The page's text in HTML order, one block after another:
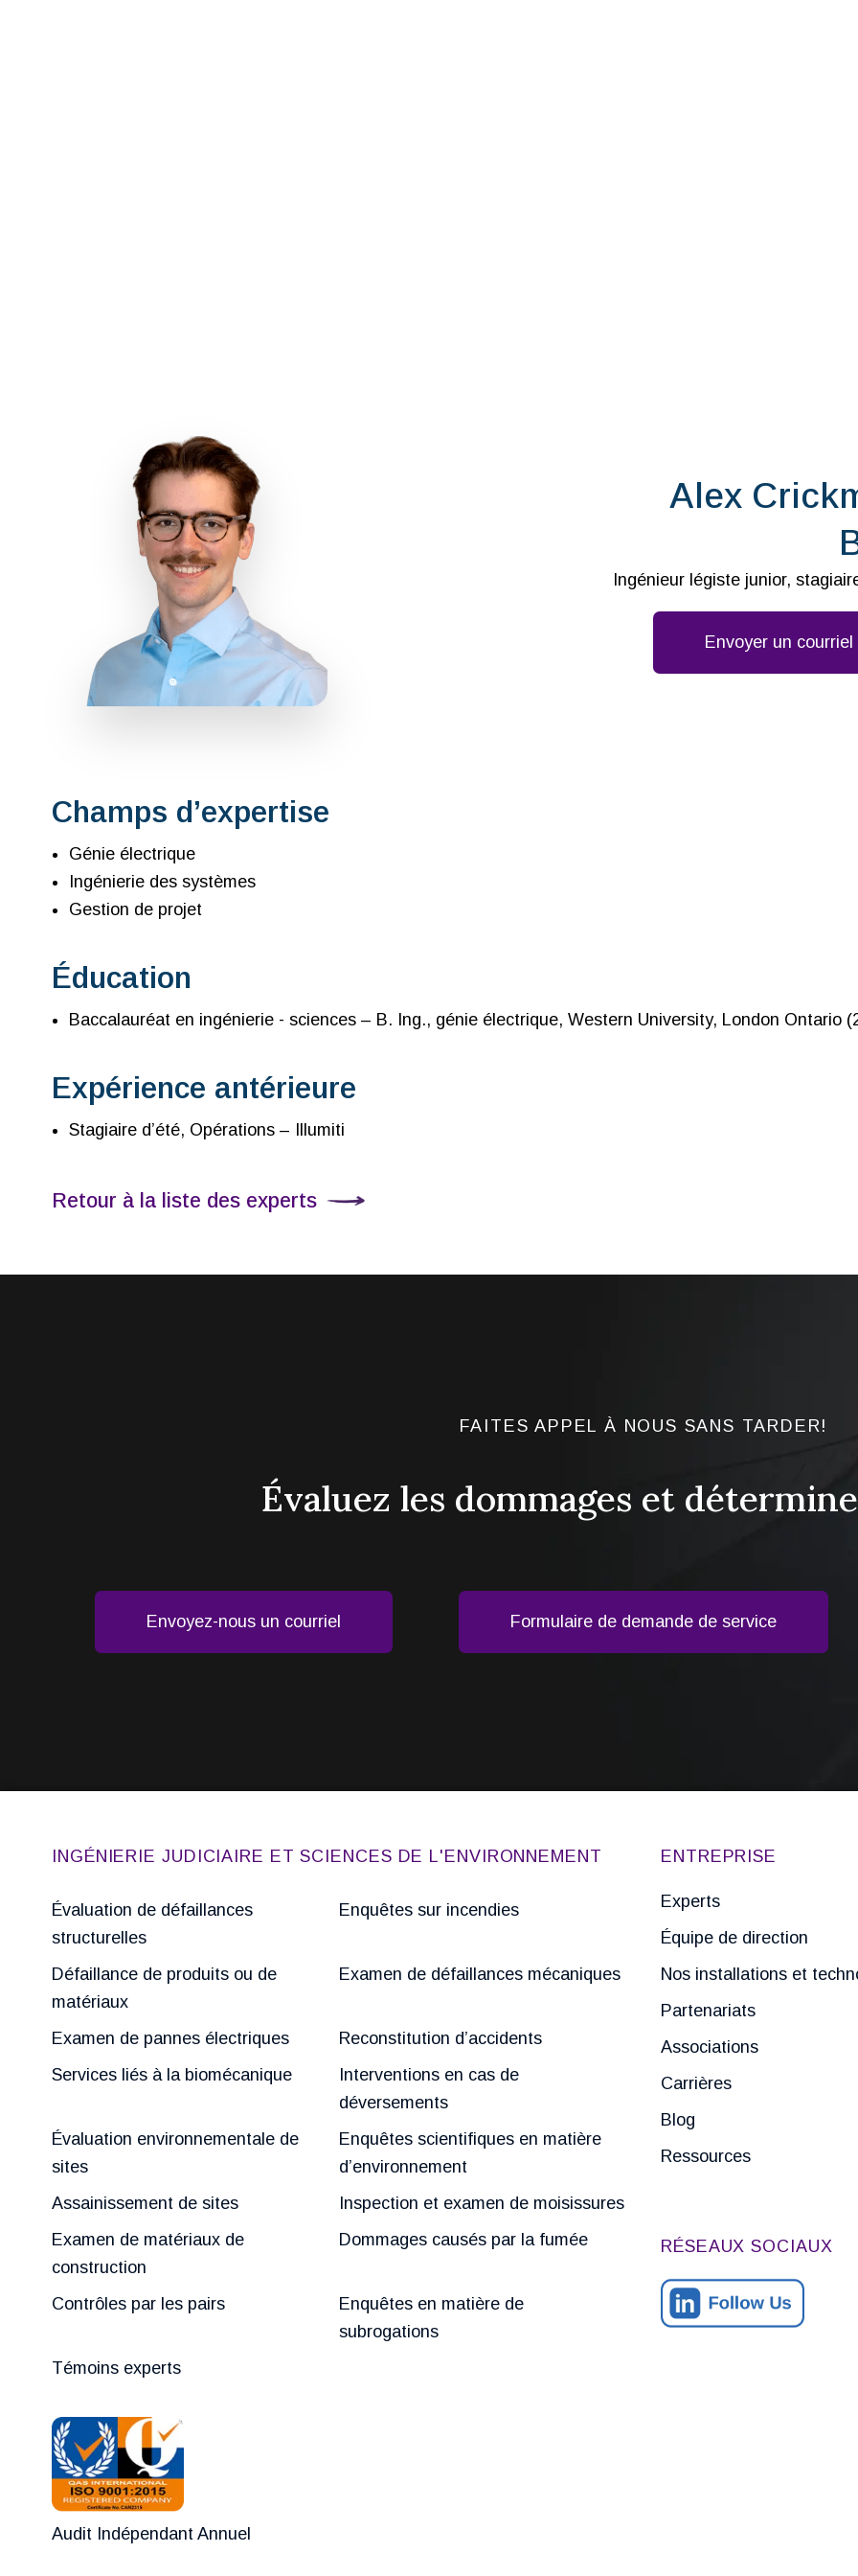
Alex
Ingénieur légiste junior,
Envoyer un
Champs d’expertise
Génie électrique
Ingénierie des systèmes
Gestion de projet
Éducation
Baccalauréat en ingénierie - sciences – B. Ing., génie électrique, Western University, London Ontario
Expérience antérieure
Stagiaire d’été, Opérations – Illumiti
Retour à la liste des experts
FAITES APPEL À NOUS SANS TARDER!
Évaluez les dommages et
Envoyez-nous un courriel Formulaire de demande de service
INGÉNIERIE JUDICIAIRE ET SCIENCES DE L'ENVIRONNEMENT
Évaluation de défaillances
structurelles
Enquêtes sur incendies
Défaillance de produits ou de
matériaux
Examen de défaillances mécaniques
Examen de pannes électriques
Reconstitution d’accidents
Services liés à la biomécanique
Interventions en cas de
déversements
Évaluation environnementale de
sites
Enquêtes scientifiques en matière
d’environnement
Assainissement de sites
Inspection et examen de moisissures
Examen de matériaux de
construction
Dommages causés par la fumée
Contrôles par les pairs
Enquêtes en matière de
subrogations
Témoins experts
Audit Indépendant Annuel
ENTREPRISE
Experts
Équipe de direction
Nos installations et
Partenariats
Associations
Carrières
Blog
Ressources
RÉSEAUX SOCIAUX